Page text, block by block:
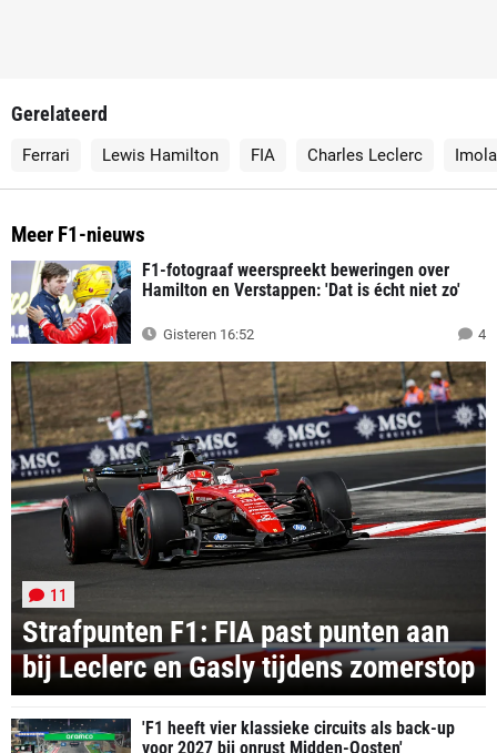
Gerelateerd
Ferrari Lewis Hamilton FIA Charles Leclerc Imola
Meer F1-nieuws
F1-fotograaf weerspreekt beweringen over
Hamilton en Verstappen: 'Dat is écht niet zo'
Gisteren 16:52 4
Strafpunten F1: FIA past punten aan
bij Leclerc en Gasly tijdens zomerstop
11
'F1 heeft vier klassieke circuits als back-up
voor 2027 bij onrust Midden-Oosten'